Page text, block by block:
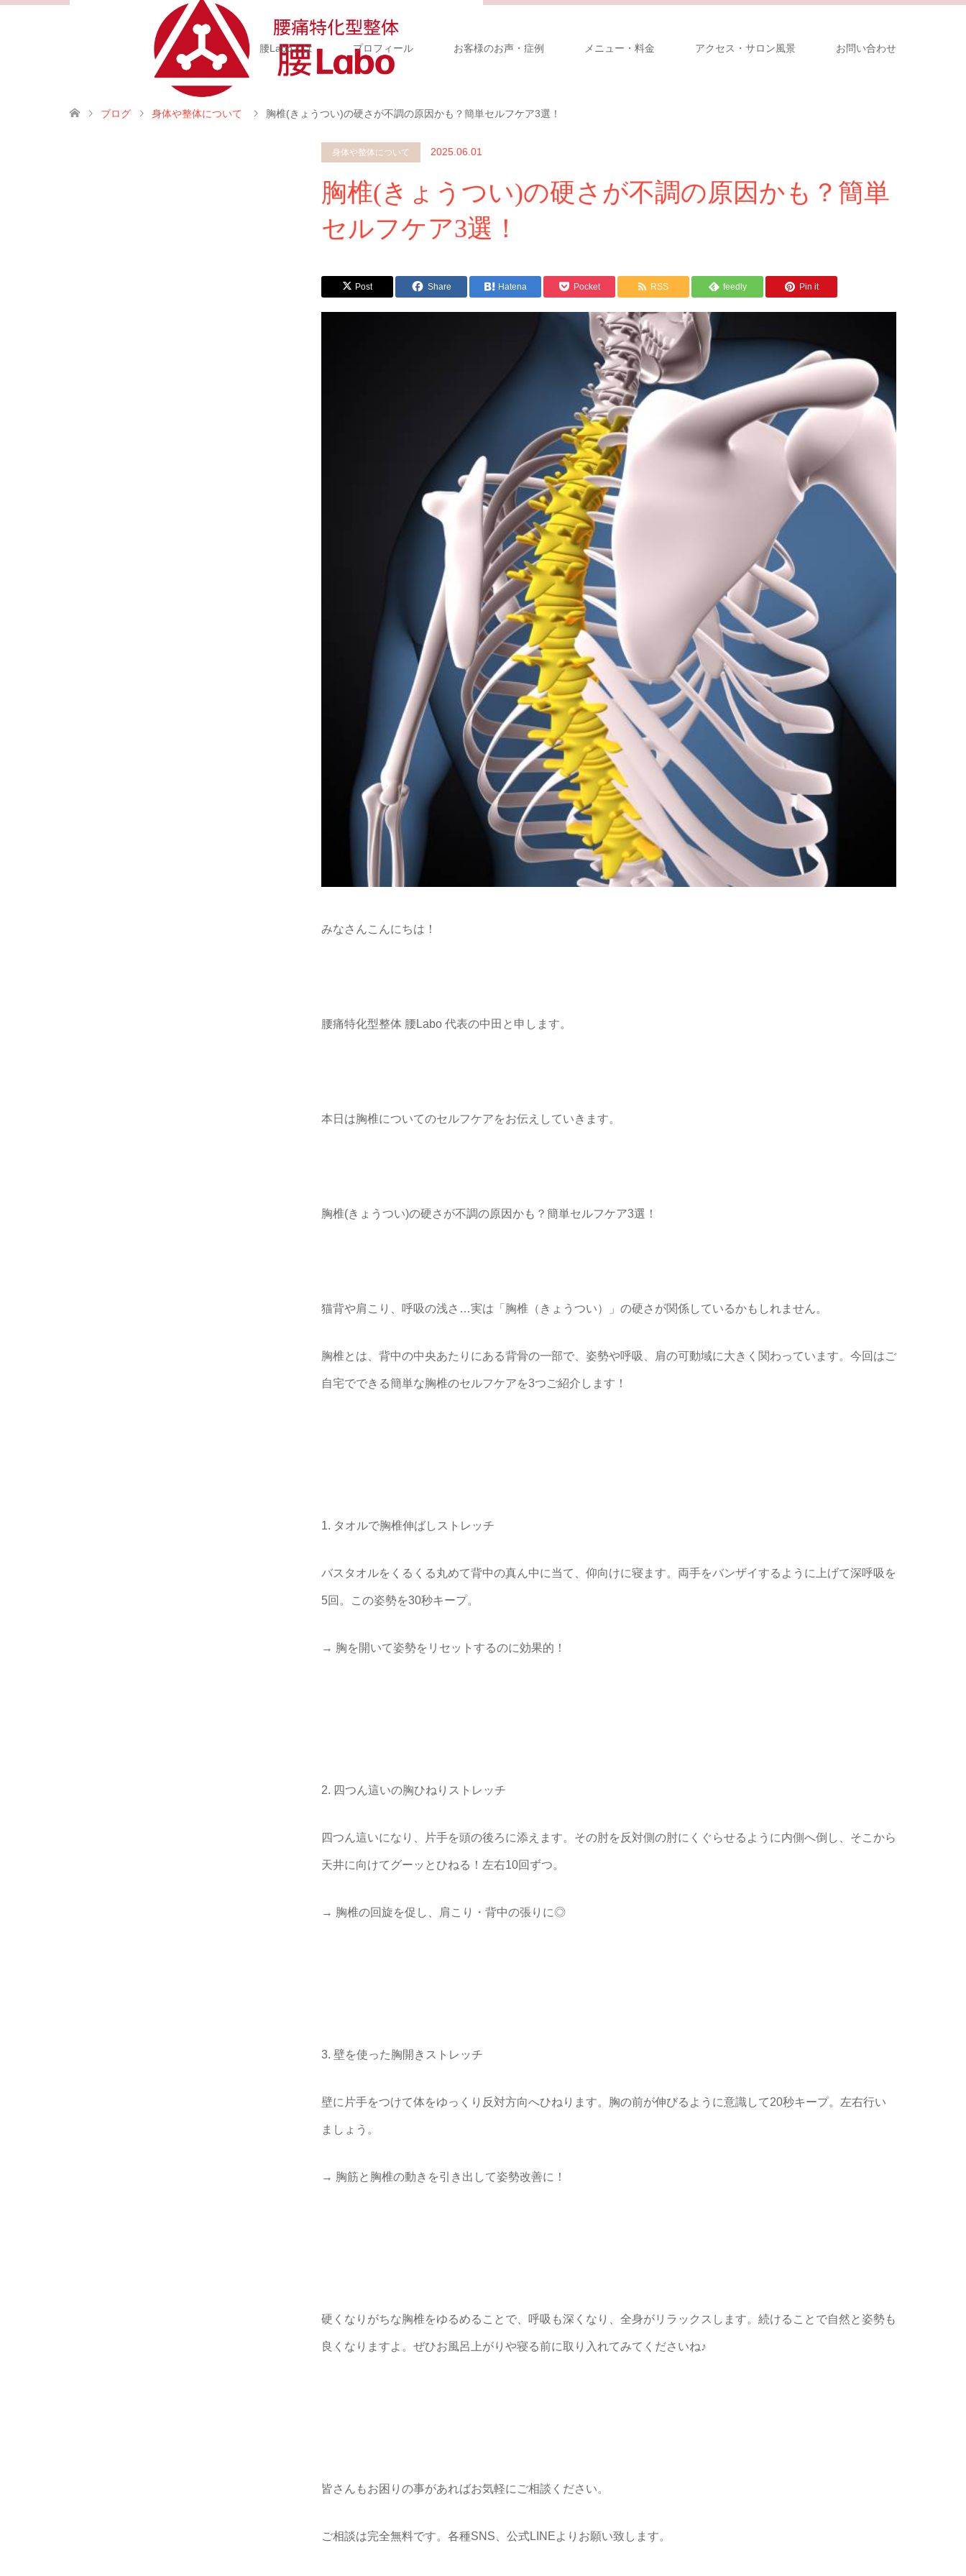
腰Laboとは プロフィール お客様のお声・症例 メニュー・料金 アクセス・サロン風景 お問い合わせ
ブログ 身体や整体について 胸椎(きょうつい)の硬さが不調の原因かも？簡単セルフケア3選！
身体や整体について 2025.06.01
胸椎(きょうつい)の硬さが不調の原因かも？簡単
セルフケア3選！
Post Share Hatena Pocket RSS feedly Pin it
みなさんこんにちは！
腰痛特化型整体 腰Labo 代表の中田と申します。
本日は胸椎についてのセルフケアをお伝えしていきます。
胸椎(きょうつい)の硬さが不調の原因かも？簡単セルフケア3選！
猫背や肩こり、呼吸の浅さ…実は「胸椎（きょうつい）」の硬さが関係しているかもしれません。
胸椎とは、背中の中央あたりにある背骨の一部で、姿勢や呼吸、肩の可動域に大きく関わっています。今回はご
自宅でできる簡単な胸椎のセルフケアを3つご紹介します！
1. タオルで胸椎伸ばしストレッチ
バスタオルをくるくる丸めて背中の真ん中に当て、仰向けに寝ます。両手をバンザイするように上げて深呼吸を
5回。この姿勢を30秒キープ。
→ 胸を開いて姿勢をリセットするのに効果的！
2. 四つん這いの胸ひねりストレッチ
四つん這いになり、片手を頭の後ろに添えます。その肘を反対側の肘にくぐらせるように内側へ倒し、そこから
天井に向けてグーッとひねる！左右10回ずつ。
→ 胸椎の回旋を促し、肩こり・背中の張りに◎
3. 壁を使った胸開きストレッチ
壁に片手をつけて体をゆっくり反対方向へひねります。胸の前が伸びるように意識して20秒キープ。左右行い
ましょう。
→ 胸筋と胸椎の動きを引き出して姿勢改善に！
硬くなりがちな胸椎をゆるめることで、呼吸も深くなり、全身がリラックスします。続けることで自然と姿勢も
良くなりますよ。ぜひお風呂上がりや寝る前に取り入れてみてくださいね♪
皆さんもお困りの事があればお気軽にご相談ください。
ご相談は完全無料です。各種SNS、公式LINEよりお願い致します。